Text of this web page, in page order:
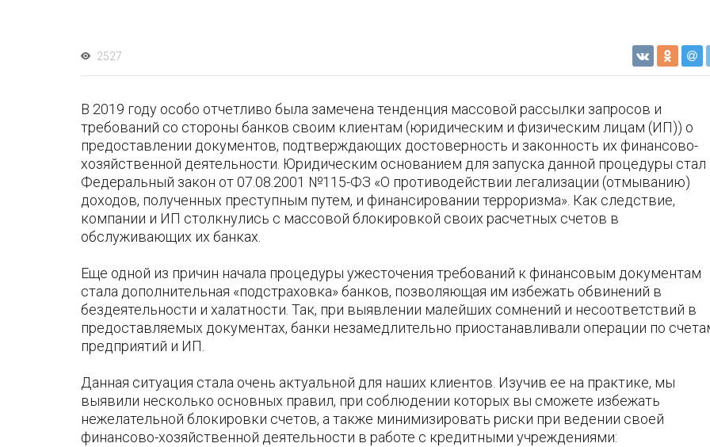
2527
В 2019 году особо отчетливо была замечена тенденция массовой рассылки запросов и
требований со стороны банков своим клиентам (юридическим и физическим лицам (ИП)) о
предоставлении документов, подтверждающих достоверность и законность их финансово-
хозяйственной деятельности. Юридическим основанием для запуска данной процедуры стал
Федеральный закон от 07.08.2001 №115-ФЗ «О противодействии легализации (отмыванию)
доходов, полученных преступным путем, и финансировании терроризма». Как следствие,
компании и ИП столкнулись с массовой блокировкой своих расчетных счетов в
обслуживающих их банках.
Еще одной из причин начала процедуры ужесточения требований к финансовым документам
стала дополнительная «подстраховка» банков, позволяющая им избежать обвинений в
бездеятельности и халатности. Так, при выявлении малейших сомнений и несоответствий в
предоставляемых документах, банки незамедлительно приостанавливали операции по
предприятий и ИП.
Данная ситуация стала очень актуальной для наших клиентов. Изучив ее на практике, мы
выявили несколько основных правил, при соблюдении которых вы сможете избежать
нежелательной блокировки счетов, а также минимизировать риски при ведении своей
финансово-хозяйственной деятельности в работе с кредитными учреждениями: